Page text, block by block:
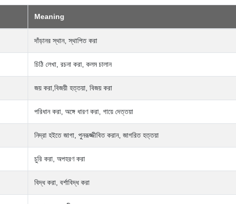
Meaning
দাঁড়ানর স্থান, স্থাপিত করা
চিঠি লেখা, রচনা করা, কলম চালান
জয় করা,বিজয়ী হত্তয়া, বিজয় করা
পরিধান করা, অঙ্গে ধারণ করা, গায়ে দেত্তয়া
নিদ্রা হইতে জাগা, পুনরূজ্জীবিত করান, জাগরিত হত্তয়া
চুরি করা, অপহরণ করা
বিদ্ধ করা, বর্শাবিদ্ধ করা